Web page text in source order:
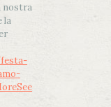
nostra
la
See